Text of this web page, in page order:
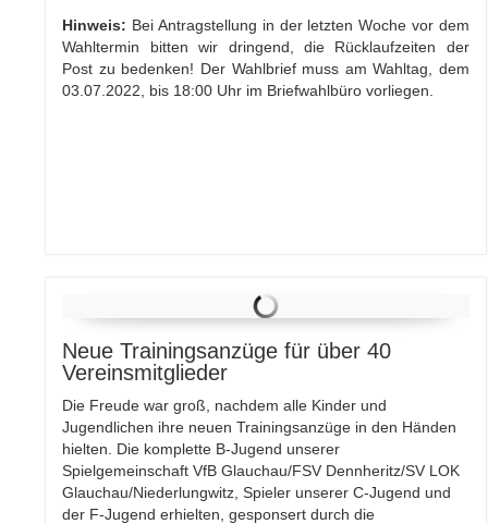
Hinweis: Bei Antragstellung in der letzten Woche vor dem
Wahltermin bitten wir dringend, die Rücklaufzeiten der
Post zu bedenken! Der Wahlbrief muss am Wahltag, dem
03.07.2022, bis 18:00 Uhr im Briefwahlbüro vorliegen.
Neue Trainingsanzüge für über 40
Vereinsmitglieder
Die Freude war groß, nachdem alle Kinder und
Jugendlichen ihre neuen Trainingsanzüge in den Händen
hielten. Die komplette B-Jugend unserer
Spielgemeinschaft VfB Glauchau/FSV Dennheritz/SV LOK
Glauchau/Niederlungwitz, Spieler unserer C-Jugend und
der F-Jugend erhielten, gesponsert durch die